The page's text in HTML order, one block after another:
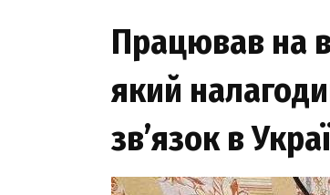
Працював на
який
зв’язок в